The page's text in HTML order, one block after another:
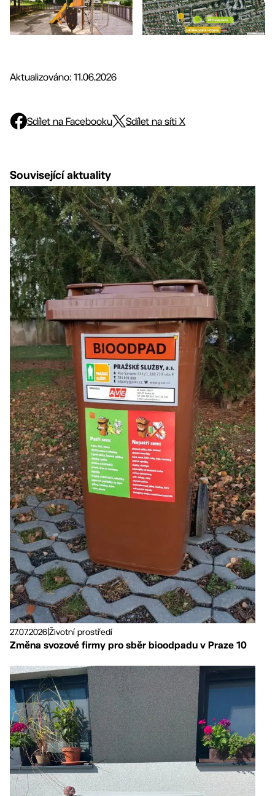
Aktualizováno: 11.06.2026
Sdílet na Facebooku Sdílet na síti X
Související aktuality
27.07.2026Životní prostředí
Změna svozové firmy pro sběr bioodpadu v Praze 10